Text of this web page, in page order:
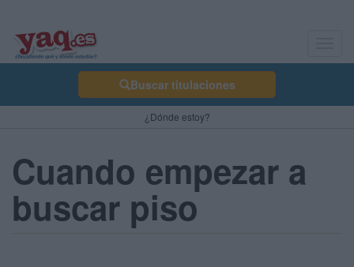
Buscar titulaciones
¿Dónde estoy?
Cuando empezar a
buscar piso